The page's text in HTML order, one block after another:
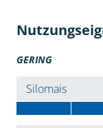
GERING
Silomais